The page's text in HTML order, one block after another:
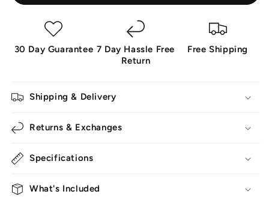
الشمسية
بالواي
بالواي30 Day Guarantee 7 Day Hassle Free
Return
Free Shipping
Shipping & Delivery
Returns & Exchanges
Specifications
What's Included